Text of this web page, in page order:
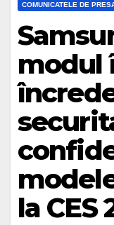
COMUNICATELE DE
modul
la CES